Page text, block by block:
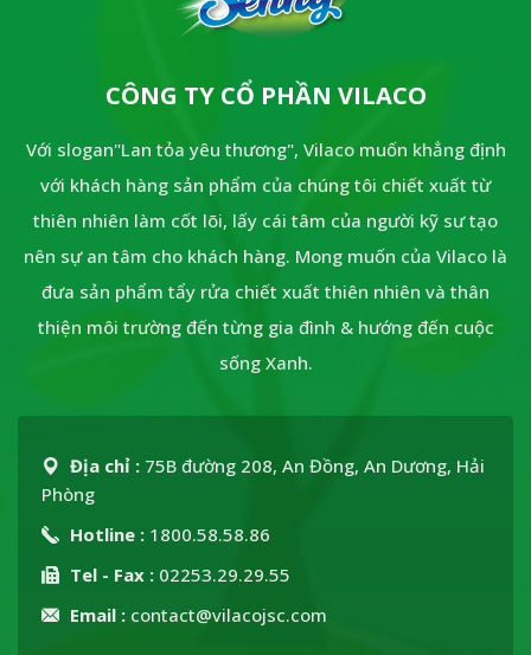
CÔNG TY CỔ PHẦN VILACO
Với slogan"Lan tỏa yêu thương", Vilaco muốn khẳng định
với khách hàng sản phẩm của chúng tôi chiết xuất từ
thiên nhiên làm cốt lõi, lấy cái tâm của người kỹ sư tạo
nên sự an tâm cho khách hàng. Mong muốn của Vilaco là
đưa sản phẩm tẩy rửa chiết xuất thiên nhiên và thân
thiện môi trường đến từng gia đình & hướng đến cuộc
sống Xanh.
Địa chỉ : 75B đường 208, An Đồng, An Dương, Hải
Phòng
Hotline : 1800.58.58.86
Tel - Fax : 02253.29.29.55
Email : contact@vilacojsc.com